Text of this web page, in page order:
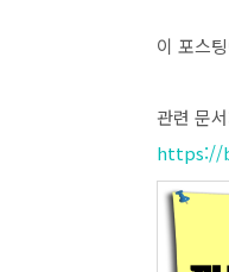
이 포스
관련 문
https://